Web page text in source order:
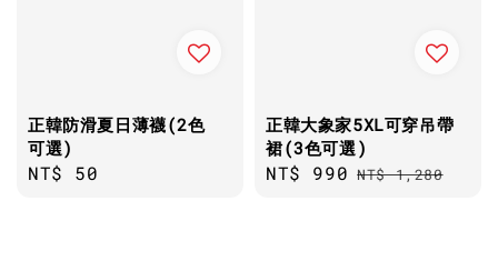
正韓防滑夏日薄襪(2色
可選)
Regular
NT$ 50
正韓大象家5XL可穿吊帶
裙(3色可選)
Sale
NT$ 990 Regular
NT$ 1,280